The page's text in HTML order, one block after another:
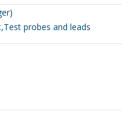
,Test probes and leads